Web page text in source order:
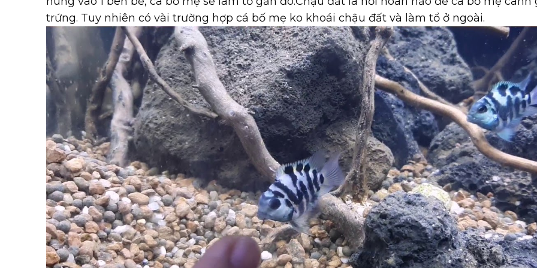
trứng. Tuy nhiên có vài trường hợp cá bố mẹ ko khoái chậu đất và làm tổ ở ngoài.